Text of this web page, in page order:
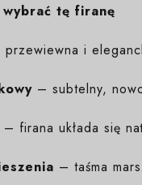
tę firanę
i
– subtelny,
– firana układa się
– taśma